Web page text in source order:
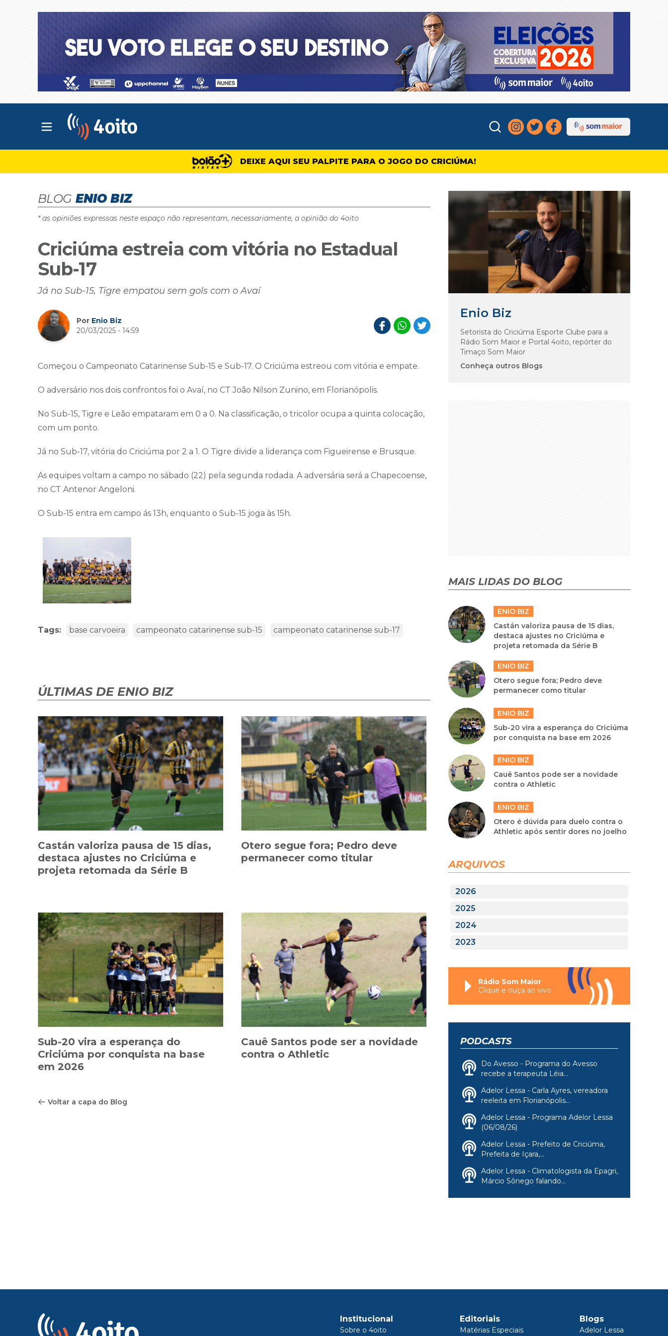
Abrir menu principal
DEIXE AQUI SEU PALPITE PARA O JOGO DO CRICIÚMA!
BLOG ENIO BIZ
* as opiniões expressas neste espaço não representam, necessariamente, a opinião do 4oito
Criciúma estreia com vitória no Estadual
Sub-17
Já no Sub-15, Tigre empatou sem gols com o Avaí
Por Enio Biz
20/03/2025 - 14:59
Começou o Campeonato Catarinense Sub-15 e Sub-17. O Criciúma estreou com vitória e empate.
O adversário nos dois confrontos foi o Avaí, no CT João Nilson Zunino, em Florianópolis.
No Sub-15, Tigre e Leão empataram em 0 a 0. Na classificação, o tricolor ocupa a quinta colocação,
com um ponto.
Já no Sub-17, vitória do Criciúma por 2 a 1. O Tigre divide a liderança com Figueirense e Brusque.
As equipes voltam a campo no sábado (22) pela segunda rodada. A adversária será a Chapecoense,
no CT Antenor Angeloni.
O Sub-15 entra em campo ás 13h, enquanto o Sub-15 joga às 15h.
Tags: base carvoeira campeonato catarinense sub-15 campeonato catarinense sub-17
ÚLTIMAS DE ENIO BIZ
Castán valoriza pausa de 15 dias,
destaca ajustes no Criciúma e
projeta retomada da Série B
Otero segue fora; Pedro deve
permanecer como titular
Sub-20 vira a esperança do
Criciúma por conquista na base
em 2026
Cauê Santos pode ser a novidade
contra o Athletic
Voltar a capa do Blog
Enio Biz
Setorista do Criciúma Esporte Clube para a
Rádio Som Maior e Portal 4oito, repórter do
Timaço Som Maior
Conheça outros Blogs
MAIS LIDAS DO BLOG
ENIO BIZ
Castán valoriza pausa de 15 dias,
destaca ajustes no Criciúma e
projeta retomada da Série B
ENIO BIZ
Otero segue fora; Pedro deve
permanecer como titular
ENIO BIZ
Sub-20 vira a esperança do Criciúma
por conquista na base em 2026
ENIO BIZ
Cauê Santos pode ser a novidade
contra o Athletic
ENIO BIZ
Otero é dúvida para duelo contra o
Athletic após sentir dores no joelho
ARQUIVOS
2026
2025
2024
2023
Rádio Som Maior
Clique e ouça ao vivo
PODCASTS
Do Avesso - Programa do Avesso
recebe a terapeuta Léia...
Adelor Lessa - Carla Ayres, vereadora
reeleita em Florianópolis...
Adelor Lessa - Programa Adelor Lessa
(06/08/26)
Adelor Lessa - Prefeito de Criciúma,
Prefeita de Içara,...
Adelor Lessa - Climatologista da Epagri,
Márcio Sônego falando...
Institucional
Sobre o 4oito
Editoriais
Matérias Especiais
Blogs
Adelor Lessa